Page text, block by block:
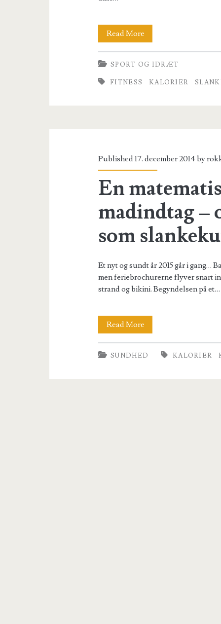
Read More5
råd
til
vægttab,
livet!
SPORT OG IDRÆT
FITNESS KALORIER
Published 17. december 2014 by
En
madindtag
som
Et nyt og sundt år 2015 går i gang…
men feriebrochurerne flyver snart
strand og bikini. Begyndelsen på et…
Read MoreEn
matematisk
tilgang
SUNDHED KALORIER